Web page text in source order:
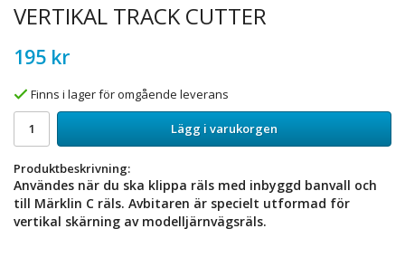
VERTIKAL TRACK CUTTER
195 kr
Finns i lager för omgående leverans
Lägg i varukorgen
Produktbeskrivning:
Användes när du ska klippa räls med inbyggd banvall och
till Märklin C räls. Avbitaren är specielt utformad för
vertikal skärning av modelljärnvägsräls.